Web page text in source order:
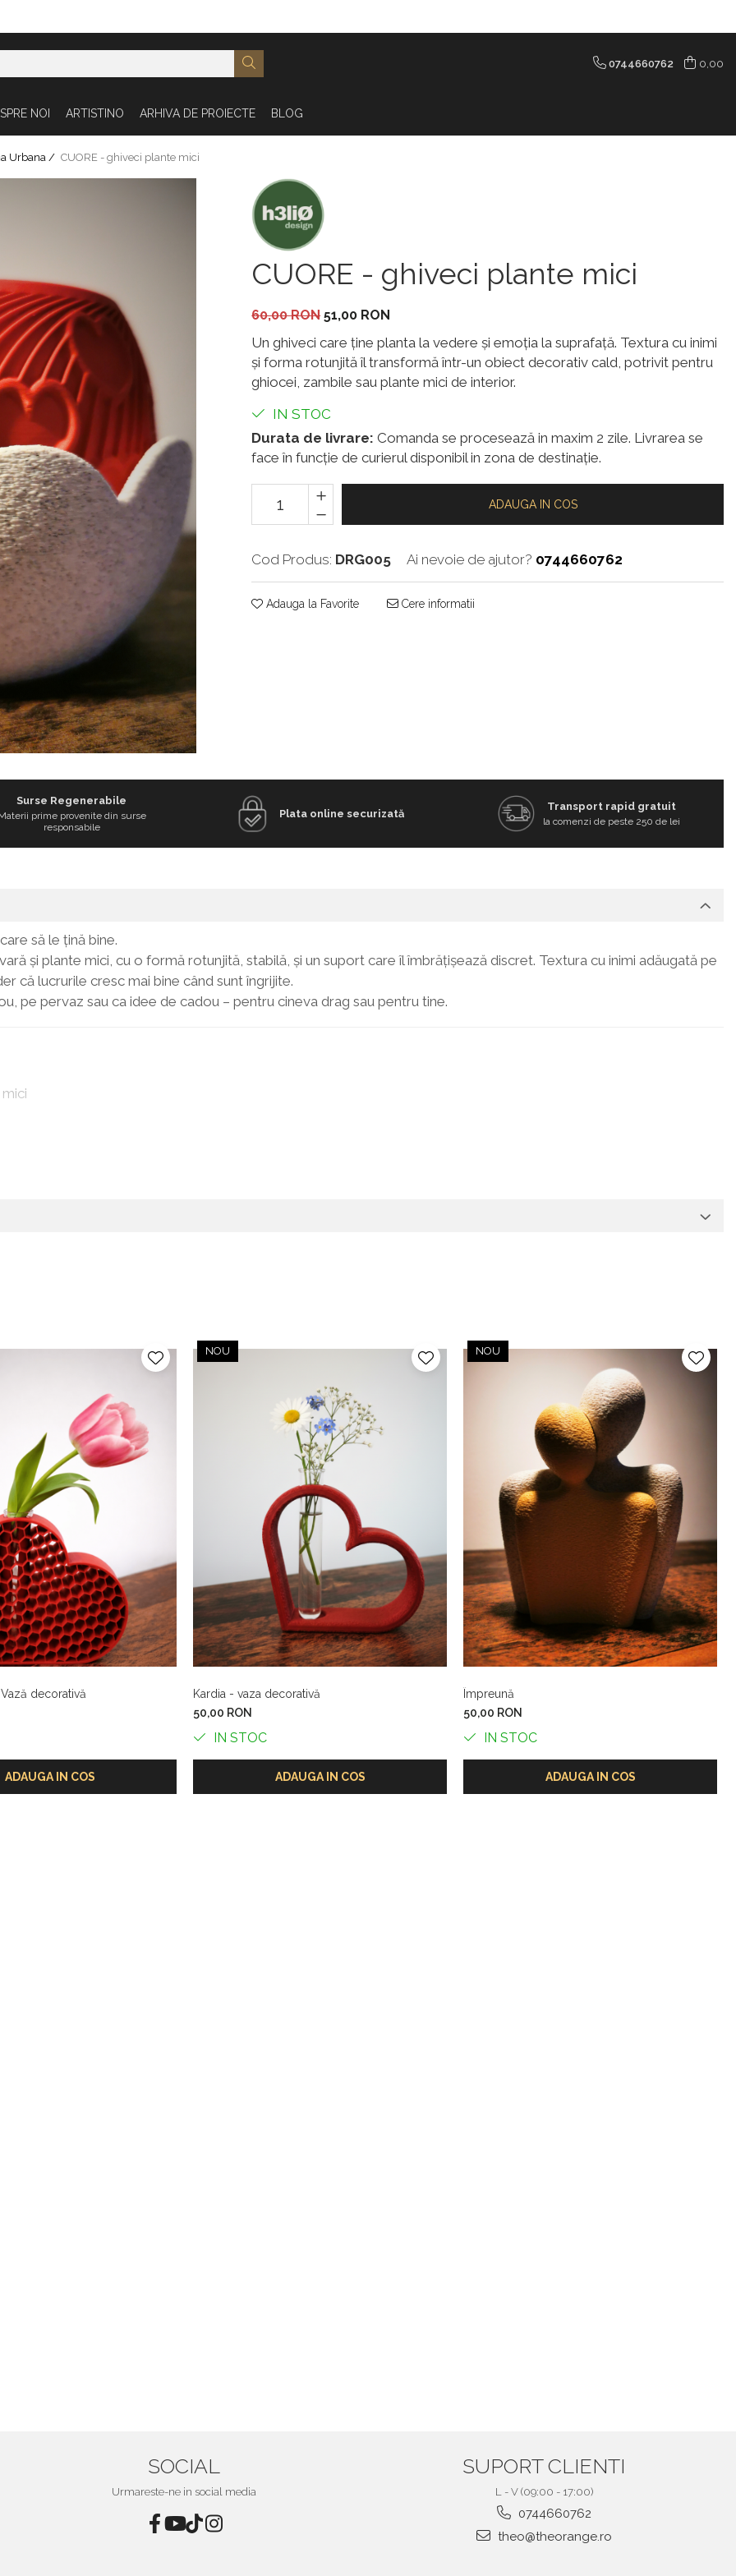
0744660762 0,00
NOI ARTISTINO ARHIVA DE PROIECTE BLOG
Urbana / CUORE - ghiveci plante mici
CUORE - ghiveci plante mici
60,00 RON 51,00 RON
Un ghiveci care ține planta la vedere și emoția la suprafață. Textura cu inimi
și forma rotunjită îl transformă într-un obiect decorativ cald, potrivit pentru
ghiocei, zambile sau plante mici de interior.
IN STOC
Durata de livrare: Comanda se procesează in maxim 2 zile. Livrarea se
face în funcție de curierul disponibil in zona de destinație.
ADAUGA IN COS
Cod Produs: DRG005 Ai nevoie de ajutor? 0744660762
Adauga la Favorite Cere informatii
Surse Regenerabile
prime provenite din surse
responsabile
Plata online securizată
Transport rapid gratuit
la comenzi de peste 250 de lei
să le țină bine.
și plante mici, cu o formă rotunjită, stabilă, și un suport care îl îmbrățișează discret. Textura cu inimi adăugată pe
că lucrurile cresc mai bine când sunt îngrijite.
pe pervaz sau ca idee de cadou – pentru cineva drag sau pentru tine.
de porumb si trestie de zahar - material compostabil in conditii industriale.
decorativă
ADAUGA IN COS
NOU
Kardia - vaza decorativă
50,00 RON
IN STOC
ADAUGA IN COS
NOU
Împreună
50,00 RON
IN STOC
ADAUGA IN COS
SOCIAL
Urmareste-ne in social media
SUPORT CLIENTI
L - V (09:00 - 17:00)
0744660762
theo@theorange.ro